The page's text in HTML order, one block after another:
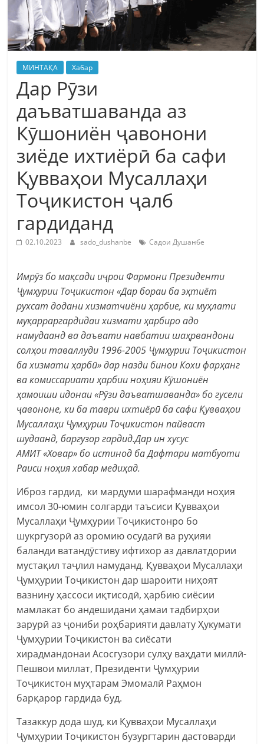
МИНТАҚА Хабар
Дар Рӯзи
даъватшаванда аз
Кӯшониён ҷавонони
зиёде ихтиёрӣ ба сафи
Қувваҳои Мусаллаҳи
Тоҷикистон ҷалб
гардиданд
02.10.2023 sado_dushanbe Садои Душанбе
Имрӯз бо мақсади иҷрои Фармони Президенти
Ҷумҳурии Тоҷикистон«Дар бораи ба эҳтиёт
рухсат додани хизматчиёни ҳарбие, ки муҳлати
муқарраргардидаи хизмати ҳарбиро адо
намудаанд ва даъвати навбатии шаҳрвандони
солҳои таваллуди 1996-2005 Ҷумҳурии Тоҷикистон
ба хизмати ҳарбӣ»дар назди бинои Кохи фарҳанг
ва комиссариати ҳарбии ноҳияи Кӯшониён
ҳамоиши идонаи«Рӯзи даъватшаванда»бо гусели
ҷавононе, ки ба таври ихтиёрӣ ба сафи Қувваҳои
Мусаллаҳи Ҷумҳурии Тоҷикистон пайваст
шудаанд, баргузор гардид.Дар ин хусус
АМИТ«Ховар»бо истинод баДафтари матбуоти
Раиси ноҳия хабар медиҳад.
Иброз гардид, ки мардуми шарафманди ноҳия
имсол 30-юмин солгарди таъсиси Қувваҳои
Мусаллаҳи Ҷумҳурии Тоҷикистонро бо
шукргузорӣ аз оромию осудагӣ ва руҳияи
баланди ватандӯстиву ифтихор аз давлатдории
мустақил таҷлил намуданд. Қувваҳои Мусаллаҳи
Ҷумҳурии Тоҷикистон дар шароити ниҳоят
вазнину ҳассоси иқтисодӣ, ҳарбию сиёсии
мамлакат бо андешидани ҳамаи тадбирҳои
зарурӣ аз ҷониби роҳбарияти давлату Ҳукумати
Ҷумҳурии Тоҷикистон ва сиёсати
хирадмандонаи Асосгузори сулҳу ваҳдати миллӣ-
Пешвои миллат, Президенти Ҷумҳурии
Тоҷикистон муҳтарам Эмомалӣ Раҳмон
барқарор гардида буд.
Тазаккур дода шуд, ки Қувваҳои Мусаллаҳи
Ҷумҳурии Тоҷикистон бузургтарин дастоварди